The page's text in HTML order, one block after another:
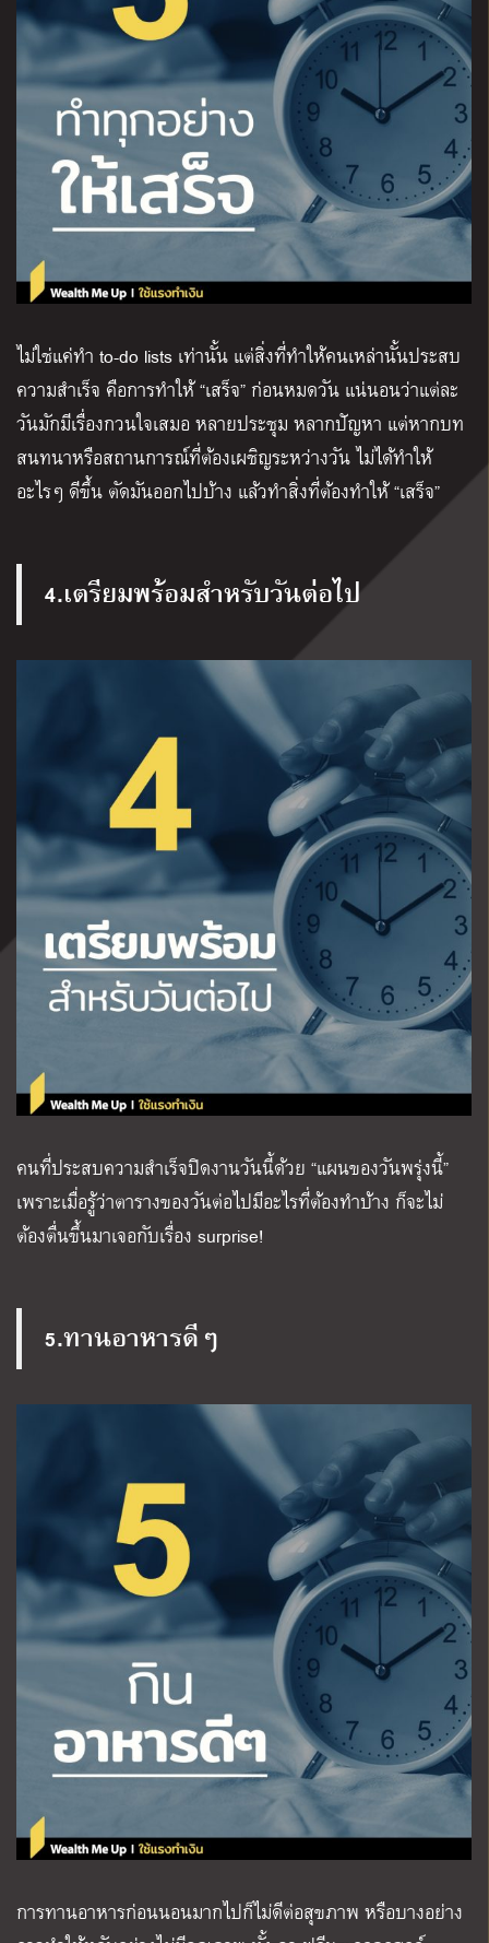
ไม่ใช่แค่ทำ to-do lists เท่านั้น แต่สิ่งที่ทำให้คนเหล่านั้นประสบ
ความสำเร็จ คือการทำให้ “เสร็จ” ก่อนหมดวัน แน่นอนว่าแต่ละ
วันมักมีเรื่องกวนใจเสมอ หลายประชุม หลากปัญหา แต่หากบท
สนทนาหรือสถานการณ์ที่ต้องเผชิญระหว่างวัน ไม่ได้ทำให้
อะไรๆ ดีขึ้น ตัดมันออกไปบ้าง แล้วทำสิ่งที่ต้องทำให้ “เสร็จ”
4.เตรียมพร้อมสำหรับวันต่อไป
คนที่ประสบความสำเร็จปิดงานวันนี้ด้วย “แผนของวันพรุ่งนี้”
เพราะเมื่อรู้ว่าตารางของวันต่อไปมีอะไรที่ต้องทำบ้าง ก็จะไม่
ต้องตื่นขึ้นมาเจอกับเรื่อง surprise!
5.ทานอาหารดีๆ
การทานอาหารก่อนนอนมากไปก็ไม่ดีต่อสุขภาพ หรือบางอย่าง